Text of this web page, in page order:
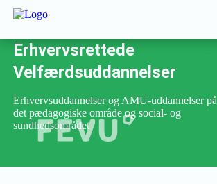
Erhvervsrettede
Velfærdsuddannelser
Erhvervsuddannelser og AMU-uddannelser på
det pædagogiske område og social- og
sundhedsområdet